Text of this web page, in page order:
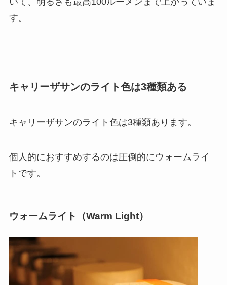
す。
キャリーザサンのライト色は3種類ある
キャリーザサンのライト色は3種類あります。
個人的におすすめするのは圧倒的にウォームライ
トです。
ウォームライト（Warm Light）